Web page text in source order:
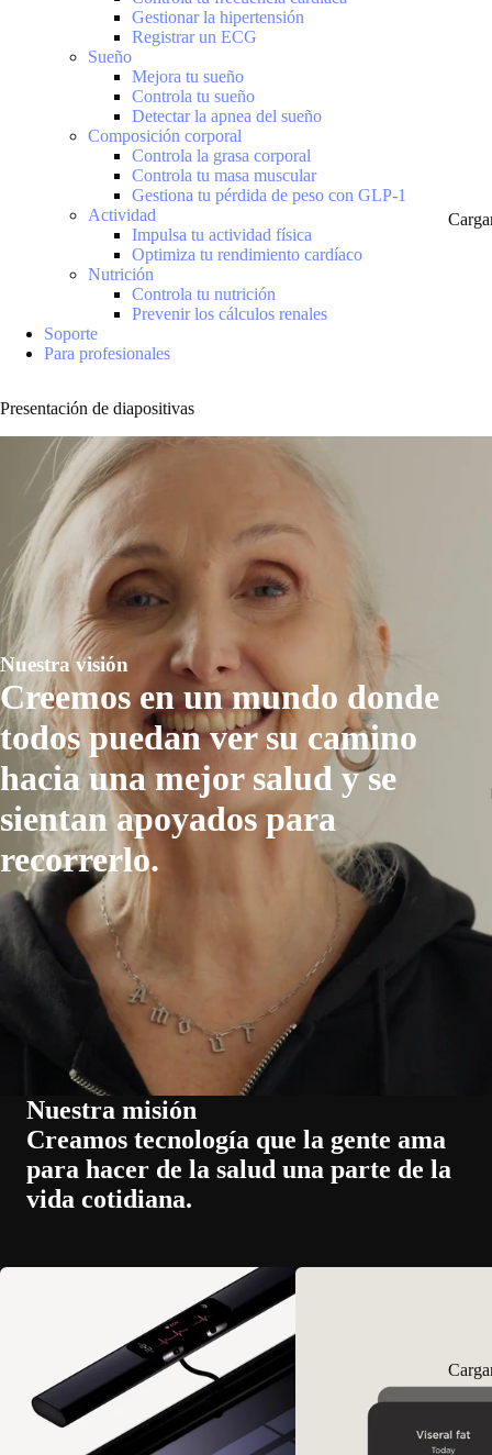
Gestionar la hipertensión
Registrar un ECG
Sueño
Mejora tu sueño
Controla tu sueño
Detectar la apnea del sueño
Composición corporal
Controla la grasa corporal
Controla tu masa muscular
Gestiona tu pérdida de peso con GLP-1
Actividad
Impulsa tu actividad física
Optimiza tu rendimiento cardíaco
Nutrición
Controla tu nutrición
Prevenir los cálculos renales
Soporte
Para profesionales
Presentación de diapositivas
Nuestra visión
Creemos en un mundo donde
todos puedan ver su camino
hacia una mejor salud y se
sientan apoyados para
recorrerlo.
Nuestra misión
Creamos tecnología que la gente ama
para hacer de la salud una parte de la
vida cotidiana.